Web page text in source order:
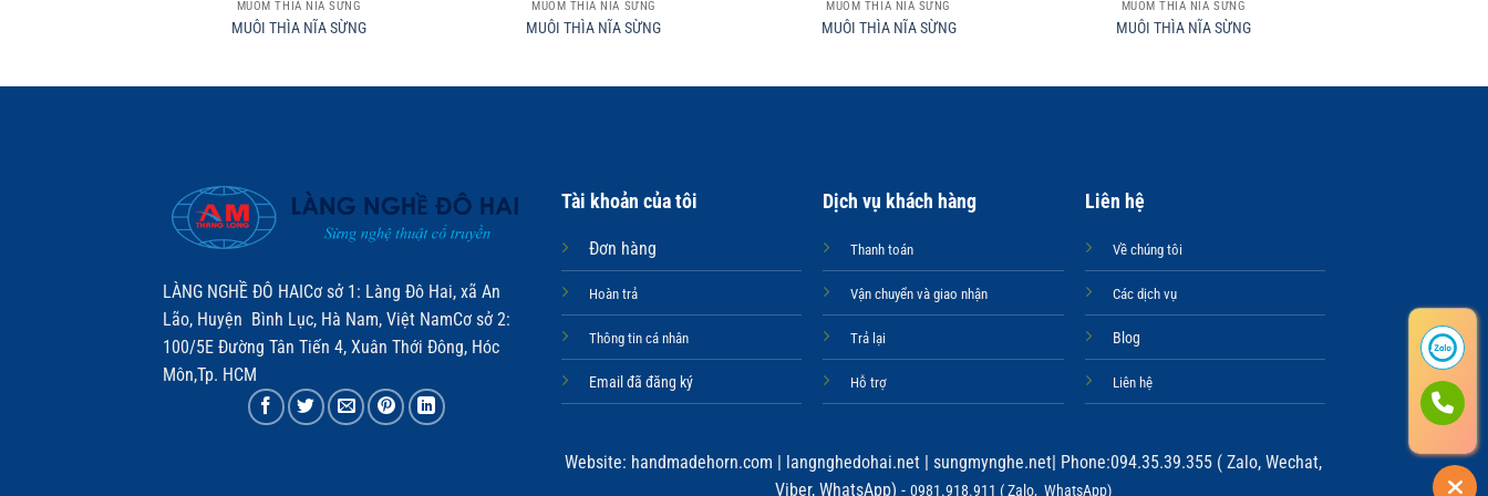
MUỖM THÌA NĨA SỪNG
MUÔI THÌA NĨA SỪNG
MUỖM THÌA NĨA SỪNG
MUÔI THÌA NĨA SỪNG
MUỖM THÌA NĨA SỪNG
MUÔI THÌA NĨA SỪNG
MUỖM THÌA NĨA SỪNG
MUÔI THÌA NĨA SỪNG
LÀNG NGHỀ ĐÔ HAICơ sở 1: Làng Đô Hai, xã An
Lão, Huyện Bình Lục, Hà Nam, Việt NamCơ sở 2:
100/5E Đường Tân Tiến 4, Xuân Thới Đông, Hóc
Môn,Tp. HCM
Tài khoản của tôi
Đơn hàng
Hoàn trả
Thông tin cá nhân
Email đã đăng ký
Dịch vụ khách hàng
Thanh toán
Vận chuyển và giao nhận
Trả lại
Hỗ trợ
Liên hệ
Về chúng tôi
Các dịch vụ
Blog
Liên hệ
Website: handmadehorn.com langnghedohai.net sungmynghe.net | Phone:094.35.39.355 ( Zalo, Wechat,
Viber, WhatsApp) - 0981.918.911 ( Zalo, WhatsApp)